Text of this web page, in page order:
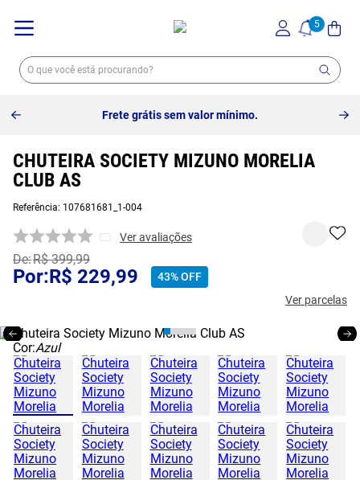
Frete grátis sem valor mínimo.
CHUTEIRA SOCIETY MIZUNO MORELIA
CLUB AS
Referência: 107681681_1-004
Ver avaliações
R$ 399,99
R$ 229,99 43%OFF
Ver parcelas
Cor:Azul